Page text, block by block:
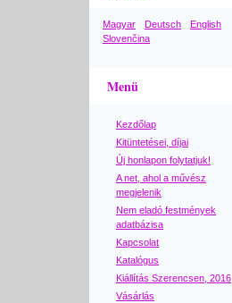
Magyar Deutsch
English
Slovenčina
Menü
Kezdőlap
Kitüntetései, díjai
Új honlapon folytatjuk!
A net, ahol a művész
megjelenik
Nem eladó festmények
adatbázisa
Kapcsolat
Katalógus
Kiállítás Szerencsen, 2016
Vásárlás